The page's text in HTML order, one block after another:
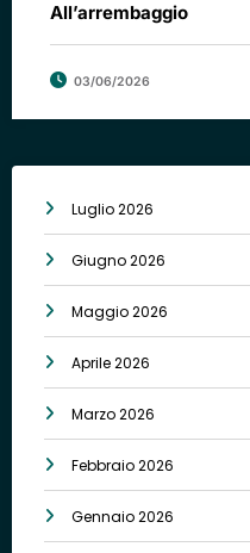
All’arrembaggio
03/06/2026
Luglio 2026
Giugno 2026
Maggio 2026
Aprile 2026
Marzo 2026
Febbraio 2026
Gennaio 2026